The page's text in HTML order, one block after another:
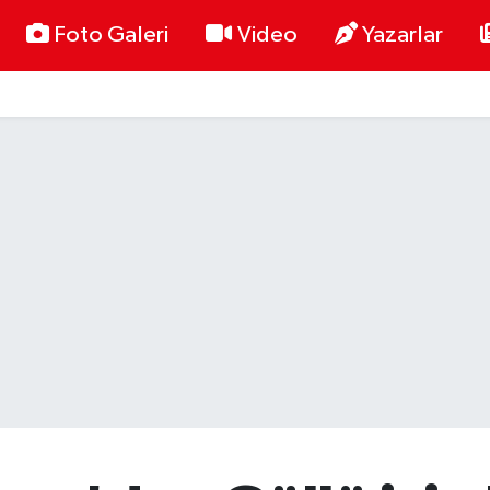
Foto Galeri Video Yazarlar